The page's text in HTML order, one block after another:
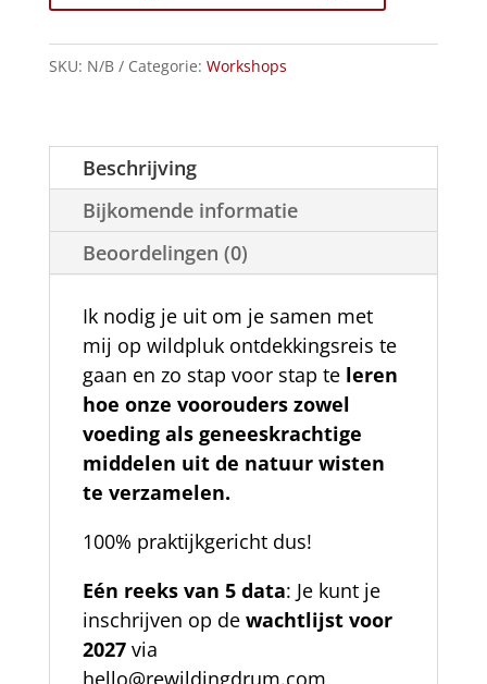
aantal
SKU: N/B Categorie: Workshops
Beschrijving
Bijkomende informatie
Beoordelingen (0)
Ik nodig je uit om je samen met
mij op wildpluk ontdekkingsreis te
gaan en zo stap voor stap te leren
hoe onze voorouders zowel
voeding als geneeskrachtige
middelen uit de natuur wisten
te verzamelen.
100% praktijkgericht dus!
Eén reeks van 5 data: Je kunt je
inschrijven op de wachtlijst voor
2027via
hello@rewildingdrum.com